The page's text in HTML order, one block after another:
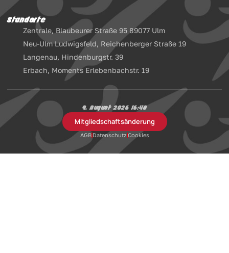
Standorte
Zentrale, Blaubeurer Straße 95 89077 Ulm
Neu-Ulm Ludwigsfeld, Reichenberger Straße 19
Langenau, Hindenburgstr. 39
Erbach, Moments Erlebenbachstr. 19
9. August 2026 16:48
Mitgliedschaftsänderung
AGB Datenschutz Cookies